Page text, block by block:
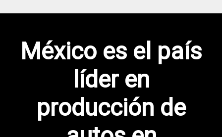
México es el país
líder en
producción de